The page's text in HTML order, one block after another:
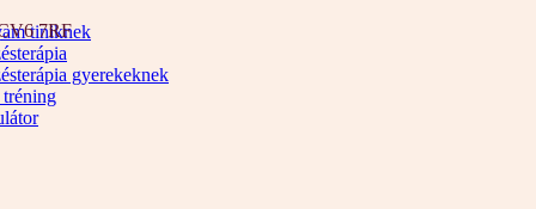
tiniknek
gyerekeknek
7RF